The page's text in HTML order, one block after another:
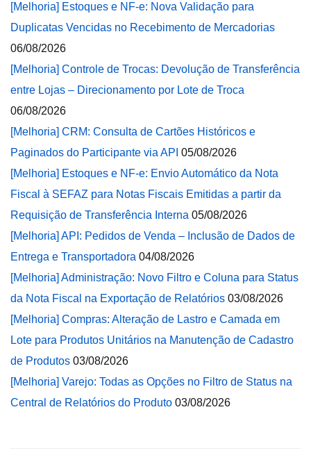
[Melhoria] Estoques e NF-e: Nova Validação para
Duplicatas Vencidas no Recebimento de Mercadorias
06/08/2026
[Melhoria] Controle de Trocas: Devolução de Transferência
entre Lojas – Direcionamento por Lote de Troca
06/08/2026
[Melhoria] CRM: Consulta de Cartões Históricos e
Paginados do Participante via API 05/08/2026
[Melhoria] Estoques e NF-e: Envio Automático da Nota
Fiscal à SEFAZ para Notas Fiscais Emitidas a partir da
Requisição de Transferência Interna 05/08/2026
[Melhoria] API: Pedidos de Venda – Inclusão de Dados de
Entrega e Transportadora 04/08/2026
[Melhoria] Administração: Novo Filtro e Coluna para Status
da Nota Fiscal na Exportação de Relatórios 03/08/2026
[Melhoria] Compras: Alteração de Lastro e Camada em
Lote para Produtos Unitários na Manutenção de Cadastro
de Produtos 03/08/2026
[Melhoria] Varejo: Todas as Opções no Filtro de Status na
Central de Relatórios do Produto 03/08/2026